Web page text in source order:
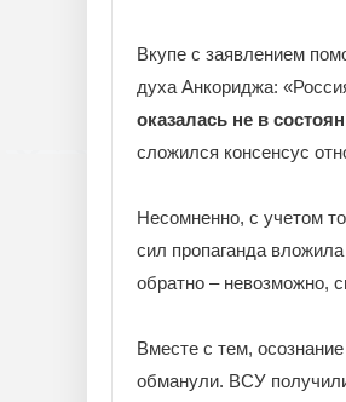
Вкупе с заявлением
духа Анкориджа:
оказалась не в
сложился консенсус
Несомненно, с учетом
сил пропаганда
обратно – невозможно,
Вместе с тем,
обманули. ВСУ